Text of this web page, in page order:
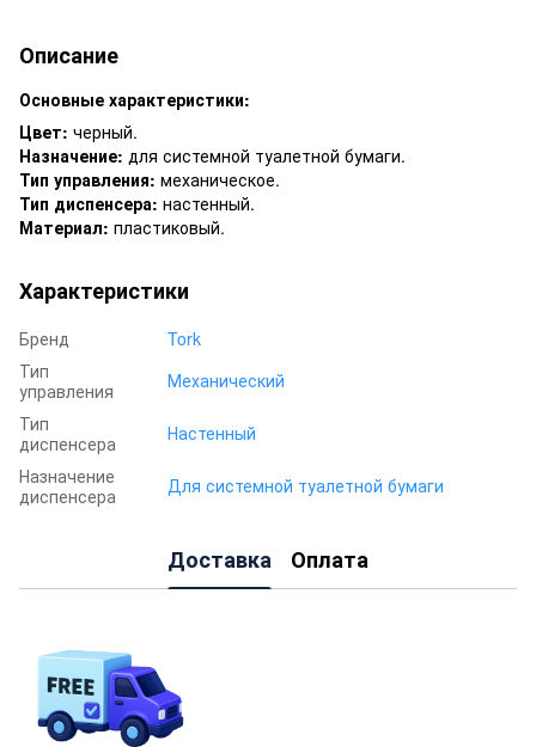
Описание
Основные характеристики:
Цвет: черный.
Назначение: для системной туалетной бумаги.
Тип управления: механическое.
Тип диспенсера: настенный.
Материал: пластиковый.
Характеристики
Бренд
Tork
Тип
управления
Механический
Тип
диспенсера
Настенный
Назначение
диспенсера
Для системной туалетной бумаги
Доставка Оплата